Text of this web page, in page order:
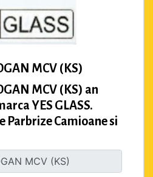
MCV (KS)
MCV (KS) an
YES GLASS.
Parbrize Camioane si